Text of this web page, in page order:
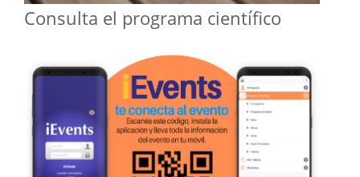
Consulta el programa científico